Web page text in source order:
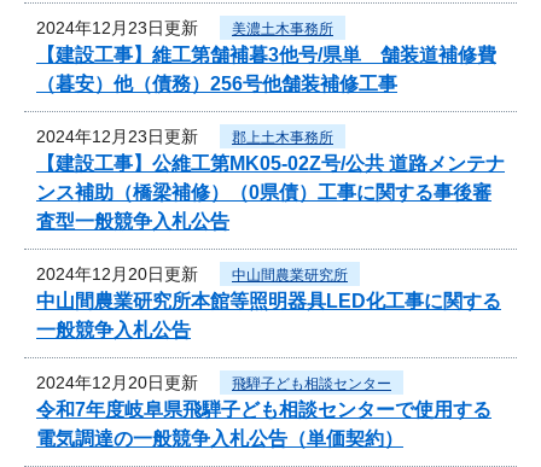
2024年12月23日更新 美濃土木事務所
【建設工事】維工第舗補暮3他号/県単 舗装道補修費
（暮安）他（債務）256号他舗装補修工事
2024年12月23日更新 郡上土木事務所
【建設工事】公維工第MK05-02Z号/公共 道路メンテナ
ンス補助（橋梁補修）（0県債）工事に関する事後審
査型一般競争入札公告
2024年12月20日更新 中山間農業研究所
中山間農業研究所本館等照明器具LED化工事に関する
一般競争入札公告
2024年12月20日更新 飛騨子ども相談センター
令和7年度岐阜県飛騨子ども相談センターで使用する
電気調達の一般競争入札公告（単価契約）